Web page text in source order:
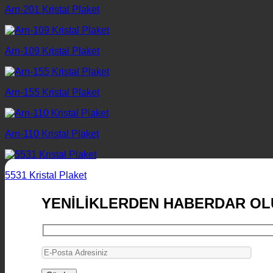
Arn-201 Kristal Plaket
Arn-109 Kristal Plaket
Arn-155 Kristal Plaket
Arn-110 Kristal Plaket
5531 Kristal Plaket
YENİLİKLERDEN HABERDAR